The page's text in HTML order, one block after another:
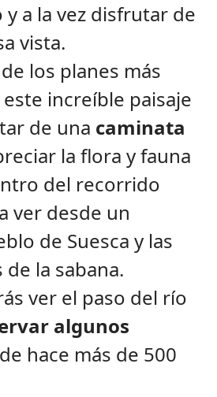
a la vez disfrutar de
vista.
los planes más
increíble paisaje
de una caminata
la flora y fauna
del recorrido
ver desde un
de Suesca y las
la sabana.
ver el paso del río
algunos
de hace más de 500